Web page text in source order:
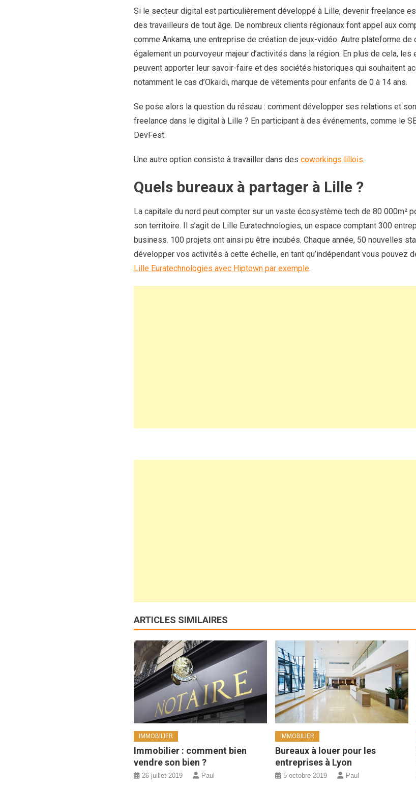
Si le secteur digital est particulièrement développé à Lille, devenir freelance
des travailleurs de tout âge. De nombreux clients régionaux font appel aux
comme Ankama, une entreprise de création de jeux-vidéo. Autre plateforme
également un pourvoyeur majeur d’activités dans la région. En plus de cela,
peuvent apporter leur savoir-faire et des sociétés historiques qui souhaitent
notamment le cas d’Okaïdi, marque de vêtements pour enfants de 0 à 14 ans.
Se pose alors la question du réseau : comment développer ses relations et
freelance dans le digital à Lille ? En participant à des événements, comme le
DevFest.
Une autre option consiste à travailler dans des coworkings lillois.
Quels bureaux à partager à Lille ?
La capitale du nord peut compter sur un vaste écosystème tech de 80 000m²
son territoire. Il s’agit de Lille Euratechnologies, un espace comptant 300
business. 100 projets ont ainsi pu être incubés. Chaque année, 50 nouvelles
développer vos activités à cette échelle, en tant qu’indépendant vous pouvez
Lille Euratechnologies avec Hiptown par exemple.
ARTICLES SIMILAIRES
IMMOBILIER
Immobilier : comment bien
vendre son bien ?
26 juillet 2019 Paul
IMMOBILIER
Bureaux à louer pour les
entreprises à Lyon
5 octobre 2019 Paul